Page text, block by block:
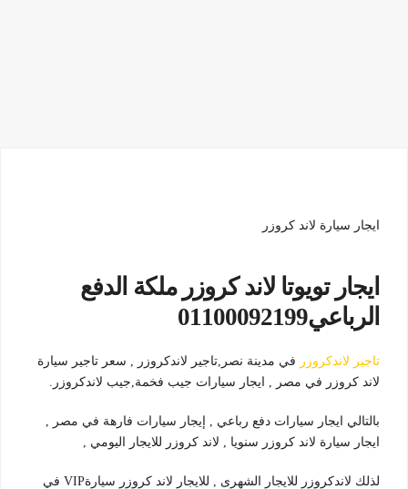
ايجار سيارة لاند كروزر
ايجار تويوتا لاند كروزر ملكة الدفع
الرباعي01100092199
تاجير لاندكروزر في مدينة نصر,تاجير لاندكروزر , سعر تاجير سيارة
لاند كروزر في مصر , ايجار سيارات جيب فخمة,جيب لاندكروزر.
بالتالي ايجار سيارات دفع رباعي , إيجار سيارات فارهة في مصر ,
ايجار سيارة لاند كروزر سنويا , لاند كروزر للايجار اليومي ,
لذلك لاندكروزر للايجار الشهرى , للايجار لاند كروزر سيارةVIP في